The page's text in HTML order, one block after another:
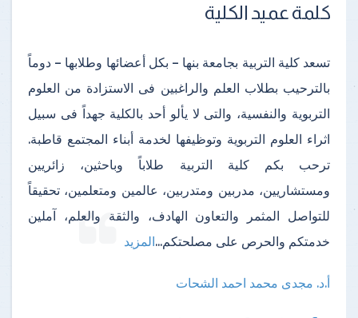
كلمة عميد الكلية
تسعد كلية التربية بجامعة بنها – بكل أعضائها وطلابها – دوماً
بالترحيب بطلاب العلم والراغبين فى الاستزادة من العلوم
التربوية والنفسية، والتى لا يألو أحد بالكلية جهداً فى سبيل
اثراء العلوم التربوية وتوظيفها لخدمة أبناء المجتمع قاطبة.
ترحب بكم كلية التربية طلاباً وباحثين، زائريين
ومستشاريين، مدربين ومتدربين، عالمين ومتعلمين، تحقيقاً
للتواصل المثمر والتعاون الهادف، والثقة والعلم، آملين
خدمتكم والحرص على مصلحتكم...المزيد
أ.د. مجدى محمد احمد الشحات